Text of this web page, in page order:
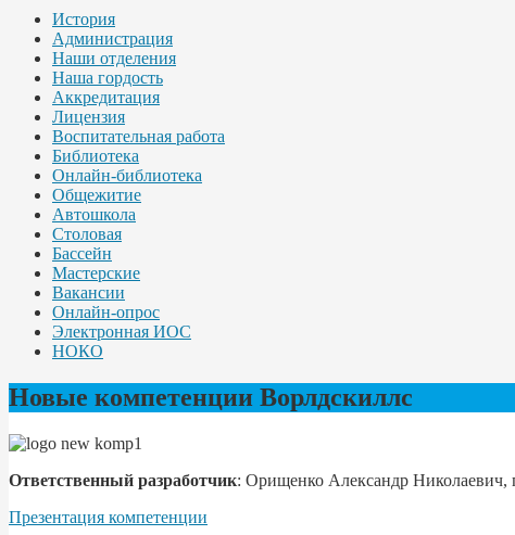
История
Администрация
Наши отделения
Наша гордость
Аккредитация
Лицензия
Воспитательная работа
Библиотека
Онлайн-библиотека
Общежитие
Автошкола
Столовая
Бассейн
Мастерские
Вакансии
Онлайн-опрос
Электронная ИОС
НОКО
Новые компетенции Ворлдскиллс
Ответственный разработчик: Орищенко Александр
Презентация компетенции